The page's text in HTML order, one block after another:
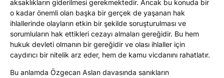
aksaklıkların giderilmesi gerekmektedir. Ancak bu konuda bir
o kadar önemli olan başka bir gerçek de yaşanan hak
ihlallerinde olayların etkin bir şekilde soruşturulması ve
sorumluların hak ettikleri cezayı almaları gereğidir. Bu hem
hukuk devleti olmanın bir gereğidir ve olası ihlaller için
caydırıcı bir nitelik arz eder, hem de kamu vicdanını rahatlatır.
Bu anlamda Özgecan Aslan davasında sanıkların